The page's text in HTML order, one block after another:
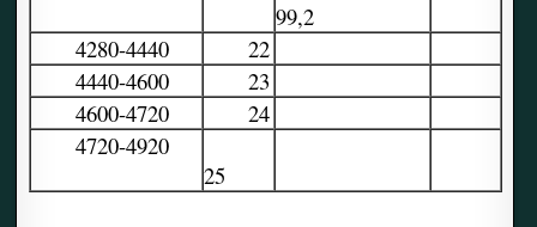
99,2
4280-4440
22
4440-4600
23
4600-4720
24
4720-4920
25